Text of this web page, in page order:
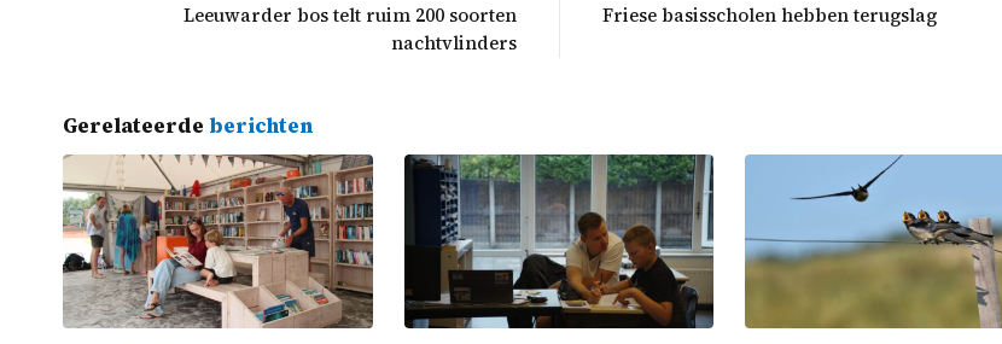
Leeuwarder bos telt ruim 200 soorten
nachtvlinders
Friese basisscholen hebben terugslag
Gerelateerde berichten